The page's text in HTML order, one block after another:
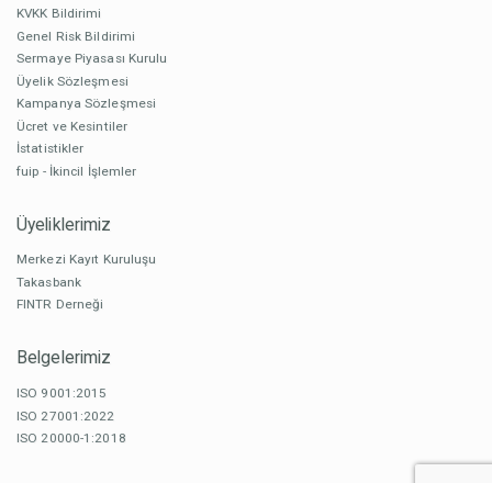
KVKK Bildirimi
Genel Risk Bildirimi
Sermaye Piyasası Kurulu
Üyelik Sözleşmesi
Kampanya Sözleşmesi
Ücret ve Kesintiler
İstatistikler
fuip - İkincil İşlemler
Üyeliklerimiz
Merkezi Kayıt Kuruluşu
Takasbank
FINTR Derneği
Belgelerimiz
ISO 9001:2015
ISO 27001:2022
ISO 20000-1:2018